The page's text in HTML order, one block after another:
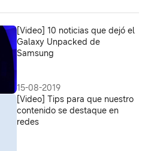
[Video] 10 noticias que dejó el
Galaxy Unpacked de
Samsung
15-08-2019
[Video] Tips para que nuestro
contenido se destaque en
redes